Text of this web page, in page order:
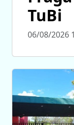
TuBi
06/08/2026